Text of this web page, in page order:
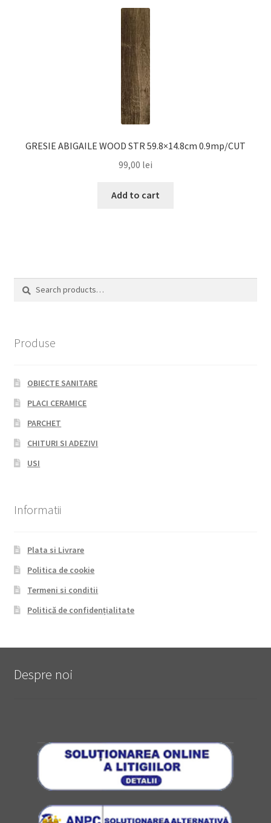
GRESIE ABIGAILE WOOD STR 59.8×14.8cm 0.9mp/CUT
99,00 lei
Add to cart
Search
Search
Produse
OBIECTE SANITARE
PLACI CERAMICE
PARCHET
CHITURI SI ADEZIVI
USI
Informatii
Plata si Livrare
Politica de cookie
Termeni si conditii
Politică de confidențialitate
Despre noi